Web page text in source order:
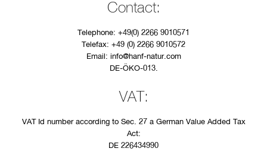
Contact:
Telephone: +49(0) 2266 9010571
Telefax: +49 (0) 2266 9010572
Email: info@hanf-natur.com
DE-ÖKO-013.
VAT:
VAT Id number according to Sec. 27 a German Value Added Tax
Act:
DE 226434990